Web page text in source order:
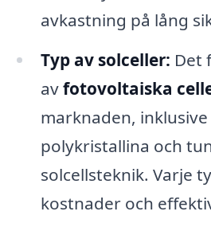
avkastning på lång
Typ av solceller: Det
avfotovoltaiska
marknaden,
polykristallina och
solcellsteknik. Varje
kostnader och